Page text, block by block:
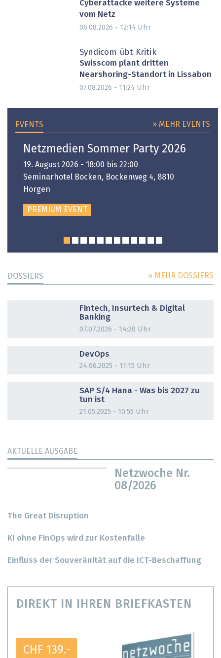
Cyberattacke weitere Systeme
vom Netz
06.08.2026 - 12:14 Uhr
Syndicom übt Kritik
Swisscom plant dritten
Nearshoring-Standort in Lissabon
07.08.2026 - 11:24 Uhr
EVENTS » MEHR EVENTS
Netzmedien Sommer Party 2026
19. August 2026 - 18:00 bis 22:00
Seminarhotel Bocken, Bockenweg 4, 8810
Horgen
PREMIUM EVENT
DOSSIERS » MEHR DOSSIERS
Fintech, Insurtech & Digital
Banking
07.07.2026 - 14:20 Uhr
DevOps
24.06.2025 - 11:15 Uhr
SAP S/4 Hana - Was bis 2027 zu
tun ist
21.05.2025 - 10:55 Uhr
AKTUELLE AUSGABE
Netzwoche Nr.
08/2026
The Great Disruption
KI ohne FinOps wird zur Kostenfalle
Einfluss der Souveränität auf die ICT-Beschaffung
DIREKT IN IHREN BRIEFKASTEN
CHF 139.-